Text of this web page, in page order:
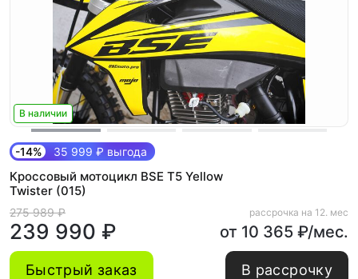
В наличии
-14% 35 999 ₽ выгода
Кроссовый мотоцикл BSE T5 Yellow
Twister (015)
275 989 ₽
239 990 ₽
рассрочка на 12. мес
от 10 365 ₽/мес.
Быстрый заказ В рассрочку